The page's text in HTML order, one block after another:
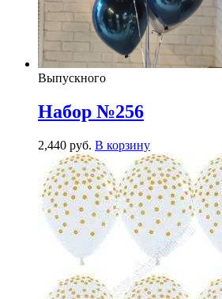
Выпускного
Набор №256
2,440 руб. В корзину